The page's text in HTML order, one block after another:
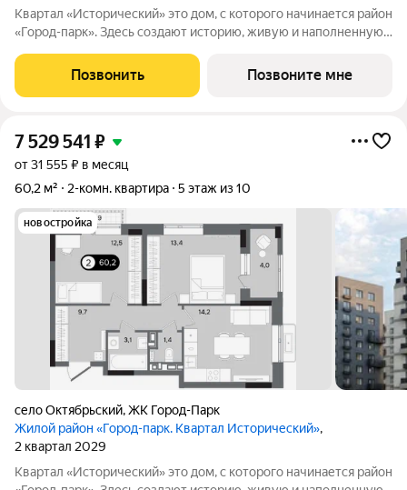
Квартал «Исторический» это дом, с которого начинается район
«Город-парк». Здесь создают историю, живую и наполненную
от семи до десяти этажей и двух десятиэтажных башен,
выходящих на
Позвонить Позвоните мне
7 529 541 ₽
от 31 555 ₽ в месяц
60,2 м²
2-комн. квартира 5 этаж из 10
новостройка
село Октябрьский,ЖК Город-Парк
Жилой район «Город-парк. Квартал Исторический»,
2 квартал 2029
Квартал «Исторический» это дом, с которого начинается район